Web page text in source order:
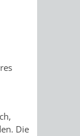
Die